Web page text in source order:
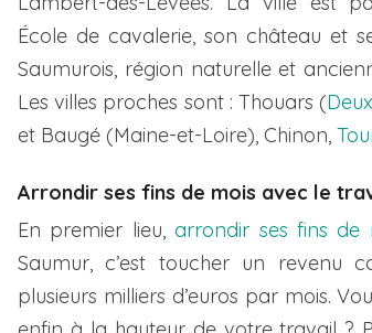
École de cavalerie, son château et
Saumurois, région naturelle et
Les villes proches sont : Thouars (
et Baugé (Maine-et-Loire), Chinon,
Arrondir ses fins de mois avec le
En premier lieu, arrondir ses fins de
Saumur, c’est toucher un revenu
plusieurs milliers d’euros par mois.